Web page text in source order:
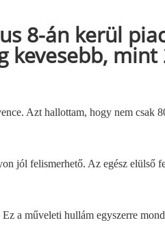
8-án kerül
kevesebb,
Azt hallottam, hogy nem csak
jól felismerhető. Az egész elülső
a műveleti hullám egyszerre